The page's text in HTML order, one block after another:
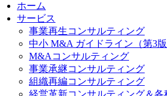
ホーム
サービス
事業再生コンサルティング
中小 M&A ガイドライン（第3
M&Aコンサルティング
事業承継コンサルティング
組織再編コンサルティング